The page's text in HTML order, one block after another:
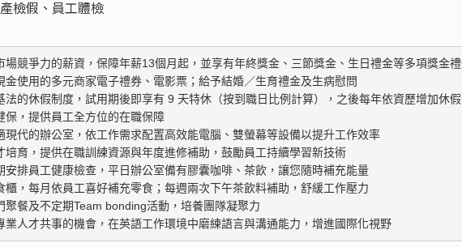
檢假、員工體檢
競爭力的薪資，保障年薪13個月起，並享有年終獎金、三節獎金、生日禮金等多項獎金
使用的多元商家電子禮券、電影票；給予結婚／生育禮金及生病慰問
的休假制度，試用期後即享有 9 天特休（按到職日比例計算），之後每年依資歷增加休
，提供員工全方位的在職保障
代的辦公室，依工作需求配置高效能電腦、雙螢幕等設備以提升工作效率
育，提供在職訓練資源與年度進修補助，鼓勵員工持續學習新技術
排員工健康檢查，平日辦公室備有膠囊咖啡、茶飲，讓您隨時補充能量
，每月依員工喜好補充零食；每週兩次下午茶飲料補助，舒緩工作壓力
餐及不定期Team bonding活動，培養團隊凝聚力
人才共事的機會，在英語工作環境中磨練語言與溝通能力，增進國際化視野